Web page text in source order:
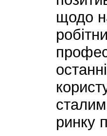
щодо
ринку